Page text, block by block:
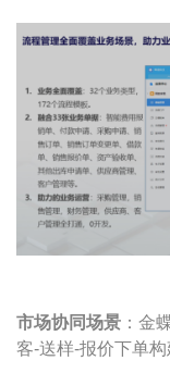
市场协同场景 ：金
客-送样-报价下单